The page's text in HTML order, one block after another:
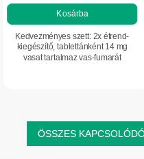
Kosárba
Kedvezményes szett: 2x étrend-
kiegészítő, tablettánként 14 mg
vasat tartalmaz vas-fumarát
ÖSSZES